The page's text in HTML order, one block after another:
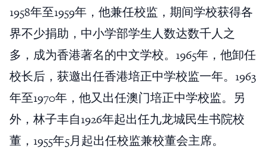
1958年至1959年，他兼任校监，期间学校获得各
界不少捐助，中小学部学生人数达数千人之
多，成为香港著名的中文学校。1965年，他卸任
校长后，获邀出任香港培正中学校监一年。1963
年至1970年，他又出任澳门培正中学校监。另
外，林子丰自1926年起出任九龙城民生书院校
董，1955年5月起出任校监兼校董会主席。